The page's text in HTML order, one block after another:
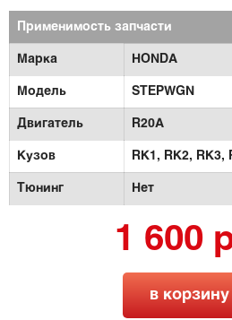
Применимость запчасти
Марка HONDA
Модель STEPWGN
Двигатель R20A
Кузов RK1, RK2, RK3,
Тюнинг Нет
1 600
в корзину